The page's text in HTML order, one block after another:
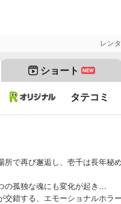
レン
ショート NEW
タテコミ
所で再び邂逅し、壱千は長年秘
の孤独な魂にも変化が起き…
交錯する、エモーショナルホラ